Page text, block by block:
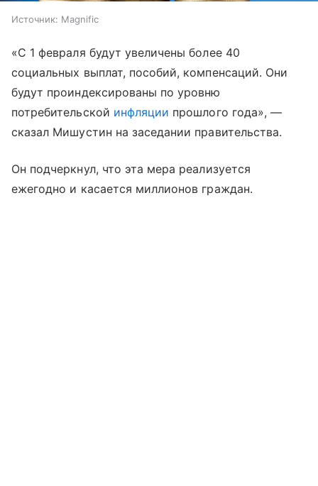
Источник: Magnific
«С 1 февраля будут увеличены более 40
социальных выплат, пособий, компенсаций. Они
будут проиндексированы по уровню
потребительской инфляции прошлого года», —
сказал Мишустин на заседании правительства.
Он подчеркнул, что эта мера реализуется
ежегодно и касается миллионов граждан.